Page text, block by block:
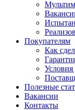
Покупателям
Как
Условия
Полезные
Вакансии
Контакты